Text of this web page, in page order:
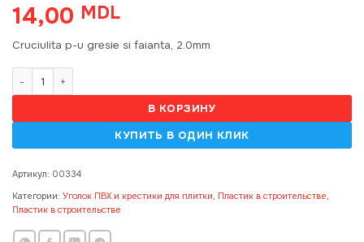
14,00 MDL
Cruciulita p-u gresie si faianta, 2.0mm
В КОРЗИНУ
Артикул: 00334
Категории: Уголок ПВХ и крестики для плитки, Пластик в строительстве,
Пластик в строительстве